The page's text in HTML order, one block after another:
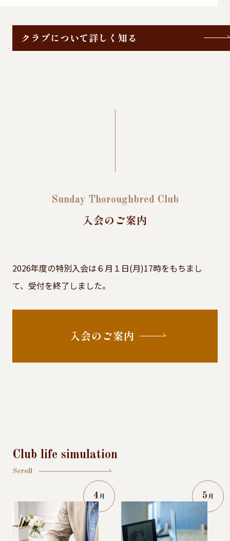
クラブについて詳しく知る
Sunday Thoroughbred Club
入会のご案内
2026年度の特別入会は６月１日(月)17時をもちまし
て、受付を終了しました。
入会のご案内
Club life simulation
Scroll
4月 5 月